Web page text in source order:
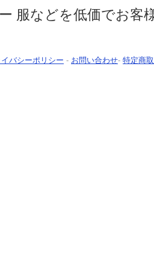
服などを低価でお客
バシーポリシー - お問い合わせ- 特定商